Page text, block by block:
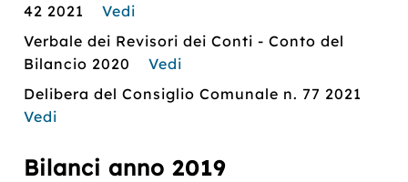
42 2021Vedi
Verbale dei Revisori dei Conti - Conto del
Bilancio 2020Vedi
Delibera del Consiglio Comunale n. 77 2021
Vedi
Bilanci anno2019